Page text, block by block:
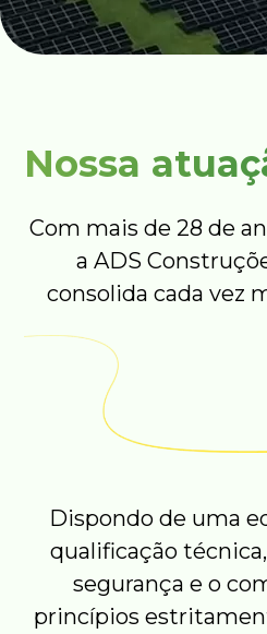
Nossa
Com mais de 28 de
a ADS
consolida cada vez
Dispondo de uma
qualificação
segurança e o
princípios